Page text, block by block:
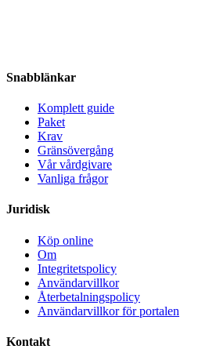
Snabblänkar
Komplett guide
Paket
Krav
Gränsövergång
Vår vårdgivare
Vanliga frågor
Juridisk
Köp online
Om
Integritetspolicy
Användarvillkor
Återbetalningspolicy
Användarvillkor för portalen
Kontakt